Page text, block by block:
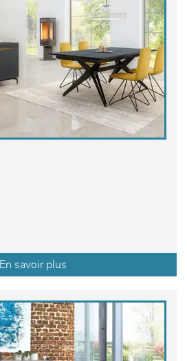
En savoir plus